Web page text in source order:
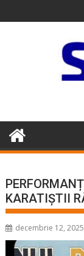
to
KARATIȘTII
decembrie 12, 2025